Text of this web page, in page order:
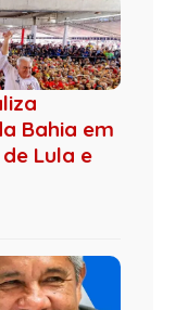
Bahia em
Lula e